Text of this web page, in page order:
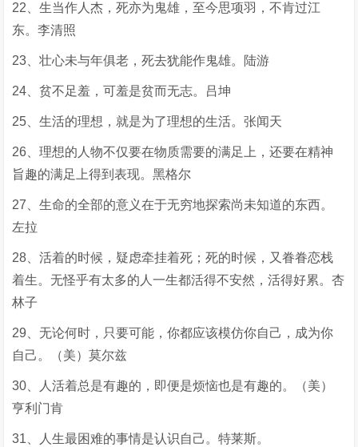
22、生当作人杰，死亦为鬼雄，至今思项羽，不肯过江
东。李清照
23、壮心未与年俱老，死去犹能作鬼雄。陆游
24、贫不足羞，可羞是贫而无志。吕坤
25、生活的理想，就是为了理想的生活。张闻天
26、理想的人物不仅要在物质需要的满足上，还要在精神
旨趣的满足上得到表现。黑格尔
27、生命的全部的意义在于无穷地探索尚未知道的东西。
左拉
28、活着的时候，疑虑牵挂着死；死的时候，又眷眷恋栈
着生。无怪乎有太多的人一生都活得不安然，活得好累。杏
林子
29、无论何时，只要可能，你都应该模仿你自己，成为你
自己。（美）莫尔兹
30、人活着总是有趣的，即便是烦恼也是有趣的。（美）
亨利门肯
31、人生最困难的事情是认识自己。特莱斯。